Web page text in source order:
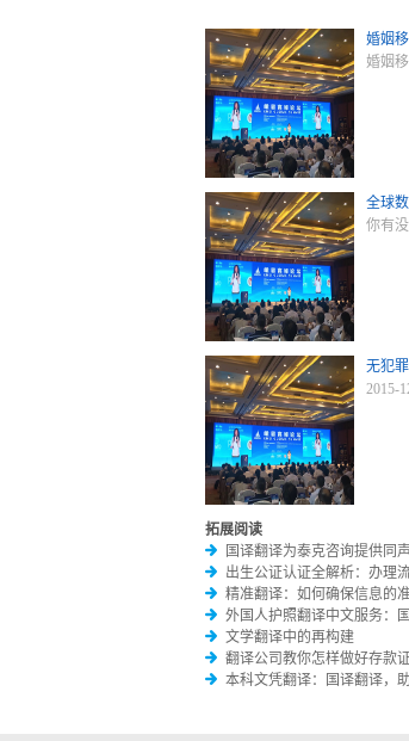
婚姻
婚姻
全球
你有
无犯
2015-
拓展阅读
国译翻译为泰克咨询提供同
出生公证认证全解析：办理
精准翻译：如何确保信息的
外国人护照翻译中文服务：
文学翻译中的再构建
翻译公司教你怎样做好存款
本科文凭翻译：国译翻译，